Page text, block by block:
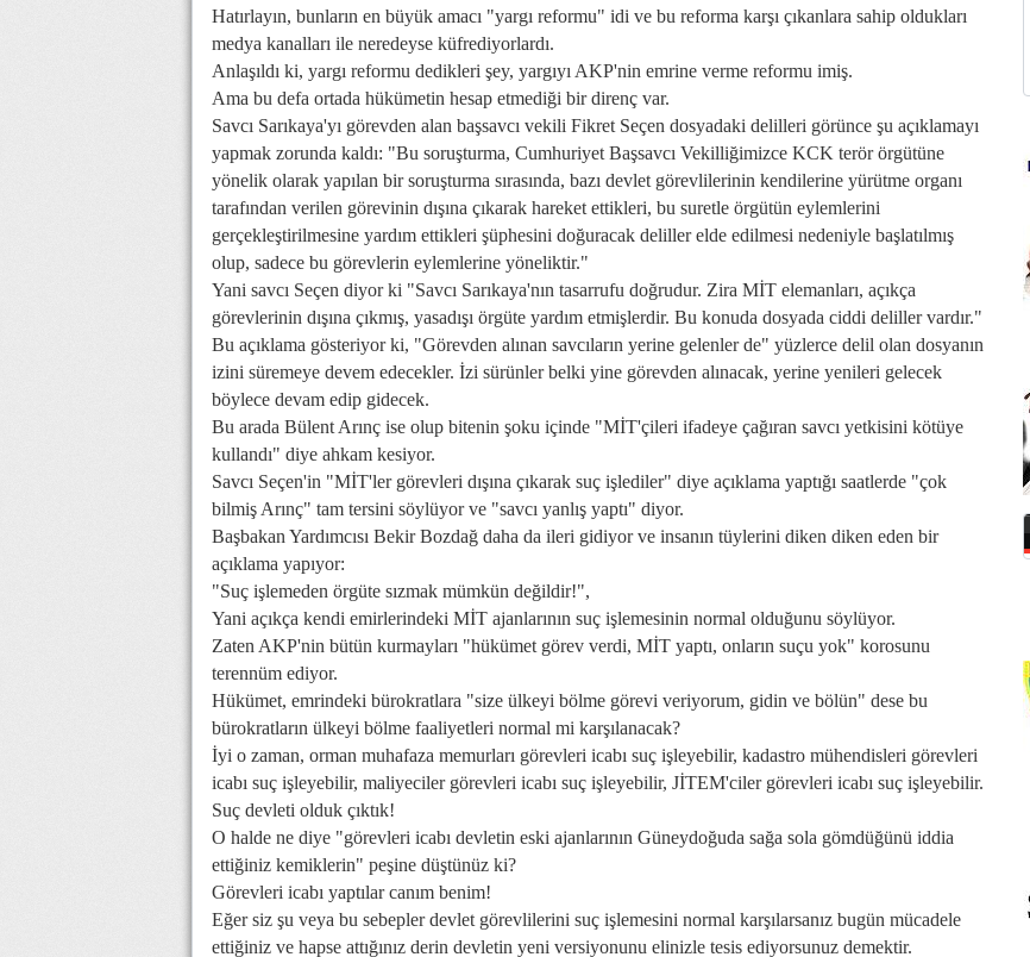
Hatırlayın, bunların en büyük amacı "yargı reformu" idi ve bu reforma karşı çıkanlara sahip oldukları
medya kanalları ile neredeyse küfrediyorlardı.
Anlaşıldı ki, yargı reformu dedikleri şey, yargıyı AKP'nin emrine verme reformu imiş.
Ama bu defa ortada hükümetin hesap etmediği bir direnç var.
Savcı Sarıkaya'yı görevden alan başsavcı vekili Fikret Seçen dosyadaki delilleri görünce şu açıklamayı
yapmak zorunda kaldı: "Bu soruşturma, Cumhuriyet Başsavcı Vekilliğimizce KCK terör örgütüne
yönelik olarak yapılan bir soruşturma sırasında, bazı devlet görevlilerinin kendilerine yürütme organı
tarafından verilen görevinin dışına çıkarak hareket ettikleri, bu suretle örgütün eylemlerini
gerçekleştirilmesine yardım ettikleri şüphesini doğuracak deliller elde edilmesi nedeniyle başlatılmış
olup, sadece bu görevlerin eylemlerine yöneliktir."
Yani savcı Seçen diyor ki "Savcı Sarıkaya'nın tasarrufu doğrudur. Zira MİT elemanları, açıkça
görevlerinin dışına çıkmış, yasadışı örgüte yardım etmişlerdir. Bu konuda dosyada ciddi deliller vardır."
Bu açıklama gösteriyor ki, "Görevden alınan savcıların yerine gelenler de" yüzlerce delil olan dosyanın
izini süremeye devem edecekler. İzi sürünler belki yine görevden alınacak, yerine yenileri gelecek
böylece devam edip gidecek.
Bu arada Bülent Arınç ise olup bitenin şoku içinde "MİT'çileri ifadeye çağıran savcı yetkisini kötüye
kullandı" diye ahkam kesiyor.
Savcı Seçen'in "MİT'ler görevleri dışına çıkarak suç işlediler" diye açıklama yaptığı saatlerde "çok
bilmiş Arınç" tam tersini söylüyor ve "savcı yanlış yaptı" diyor.
Başbakan Yardımcısı Bekir Bozdağ daha da ileri gidiyor ve insanın tüylerini diken diken eden bir
açıklama yapıyor:
"Suç işlemeden örgüte sızmak mümkün değildir!",
Yani açıkça kendi emirlerindeki MİT ajanlarının suç işlemesinin normal olduğunu söylüyor.
Zaten AKP'nin bütün kurmayları "hükümet görev verdi, MİT yaptı, onların suçu yok" korosunu
terennüm ediyor.
Hükümet, emrindeki bürokratlara "size ülkeyi bölme görevi veriyorum, gidin ve bölün" dese bu
bürokratların ülkeyi bölme faaliyetleri normal mi karşılanacak?
İyi o zaman, orman muhafaza memurları görevleri icabı suç işleyebilir, kadastro mühendisleri görevleri
icabı suç işleyebilir, maliyeciler görevleri icabı suç işleyebilir, JİTEM'ciler görevleri icabı suç işleyebilir.
Suç devleti olduk çıktık!
O halde ne diye "görevleri icabı devletin eski ajanlarının Güneydoğuda sağa sola gömdüğünü iddia
ettiğiniz kemiklerin" peşine düştünüz ki?
Görevleri icabı yaptılar canım benim!
Eğer siz şu veya bu sebepler devlet görevlilerini suç işlemesini normal karşılarsanız bugün mücadele
ettiğiniz ve hapse attığınız derin devletin yeni versiyonunu elinizle tesis ediyorsunuz demektir.